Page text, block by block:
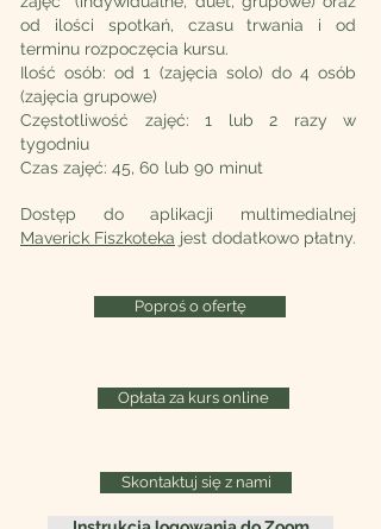
od ilości spotkań, czasu trwania i od
terminu rozpoczęcia kursu.
Ilość osób: od 1 (zajęcia solo) do 4 osób
(zajęcia grupowe)
Częstotliwość zajęć: 1 lub 2 razy w
tygodniu
Czas zajęć: 45, 60 lub 90 minut
Dostęp do aplikacji multimedialnej
Maverick Fiszkoteka jest dodatkowo płatny.
Poproś o ofertę
Opłata za kurs online
Skontaktuj się z nami